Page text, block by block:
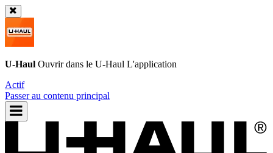
U-Haul Ouvrir dans le U-Haul L'application
Actif
Passer au contenu principal